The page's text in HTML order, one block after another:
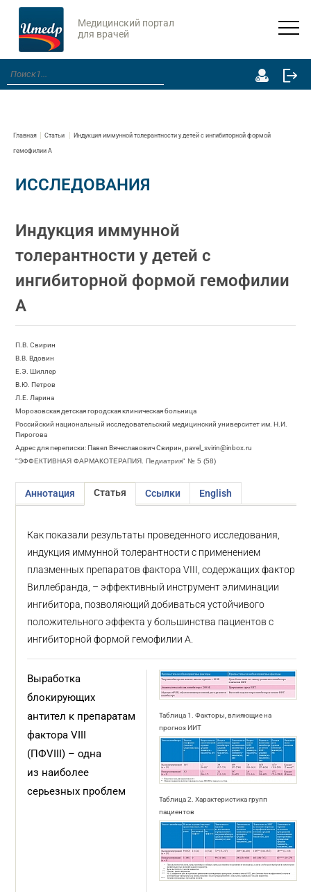
Медицинский портал
для врачей
Главная Статьи Индукция иммунной толерантности у детей с ингибиторной формой
гемофилии А
ИССЛЕДОВАНИЯ
Индукция иммунной
толерантности у детей с
ингибиторной формой гемофилии
А
П.В. Свирин
В.В. Вдовин
Е.Э. Шиллер
В.Ю. Петров
Л.Е. Ларина
Морозовская детская городская клиническая больница
Российский национальный исследовательский медицинский университет им. Н.И.
Пирогова
Адрес для переписки: Павел Вячеславович Свирин, pavel_svirin@inbox.ru
"ЭФФЕКТИВНАЯ ФАРМАКОТЕРАПИЯ. Педиатрия" № 5 (58)
Аннотация Статья Ссылки English
Как показали результаты проведенного исследования,
индукция иммунной толерантности с применением
плазменных препаратов фактора VIII, содержащих фактор
Виллебранда, – эффективный инструмент элиминации
ингибитора, позволяющий добиваться устойчивого
положительного эффекта у большинства пациентов с
ингибиторной формой гемофилии А.
Таблица 1. Факторы, влияющие на
прогноз ИИТ
Таблица 2. Характеристика групп
пациентов
Выработка
блокирующих
антител к препаратам
фактора VIII
(ПФVIII) – одна
из наиболее
серьезных проблем